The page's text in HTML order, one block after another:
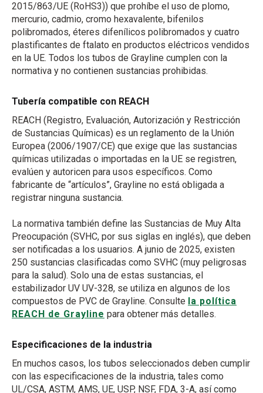
2015/863/UE (RoHS3)) que prohíbe el uso de plomo,
mercurio, cadmio, cromo hexavalente, bifenilos
polibromados, éteres difenílicos polibromados y cuatro
plastificantes de ftalato en productos eléctricos vendidos
en la UE. Todos los tubos de Grayline cumplen con la
normativa y no contienen sustancias prohibidas.
Tubería compatible con REACH
REACH (Registro, Evaluación, Autorización y Restricción
de Sustancias Químicas) es un reglamento de la Unión
Europea (2006/1907/CE) que exige que las sustancias
químicas utilizadas o importadas en la UE se registren,
evalúen y autoricen para usos específicos. Como
fabricante de “artículos”, Grayline no está obligada a
registrar ninguna sustancia.
La normativa también define las Sustancias de Muy Alta
Preocupación (SVHC, por sus siglas en inglés), que deben
ser notificadas a los usuarios. A junio de 2025, existen
250 sustancias clasificadas como SVHC (muy peligrosas
para la salud). Solo una de estas sustancias, el
estabilizador UV UV-328, se utiliza en algunos de los
compuestos de PVC de Grayline. Consulte la política
REACH de Grayline para obtener más detalles.
Especificaciones de la industria
En muchos casos, los tubos seleccionados deben cumplir
con las especificaciones de la industria, tales como
UL/CSA, ASTM, AMS, UE, USP, NSF, FDA, 3-A, así como